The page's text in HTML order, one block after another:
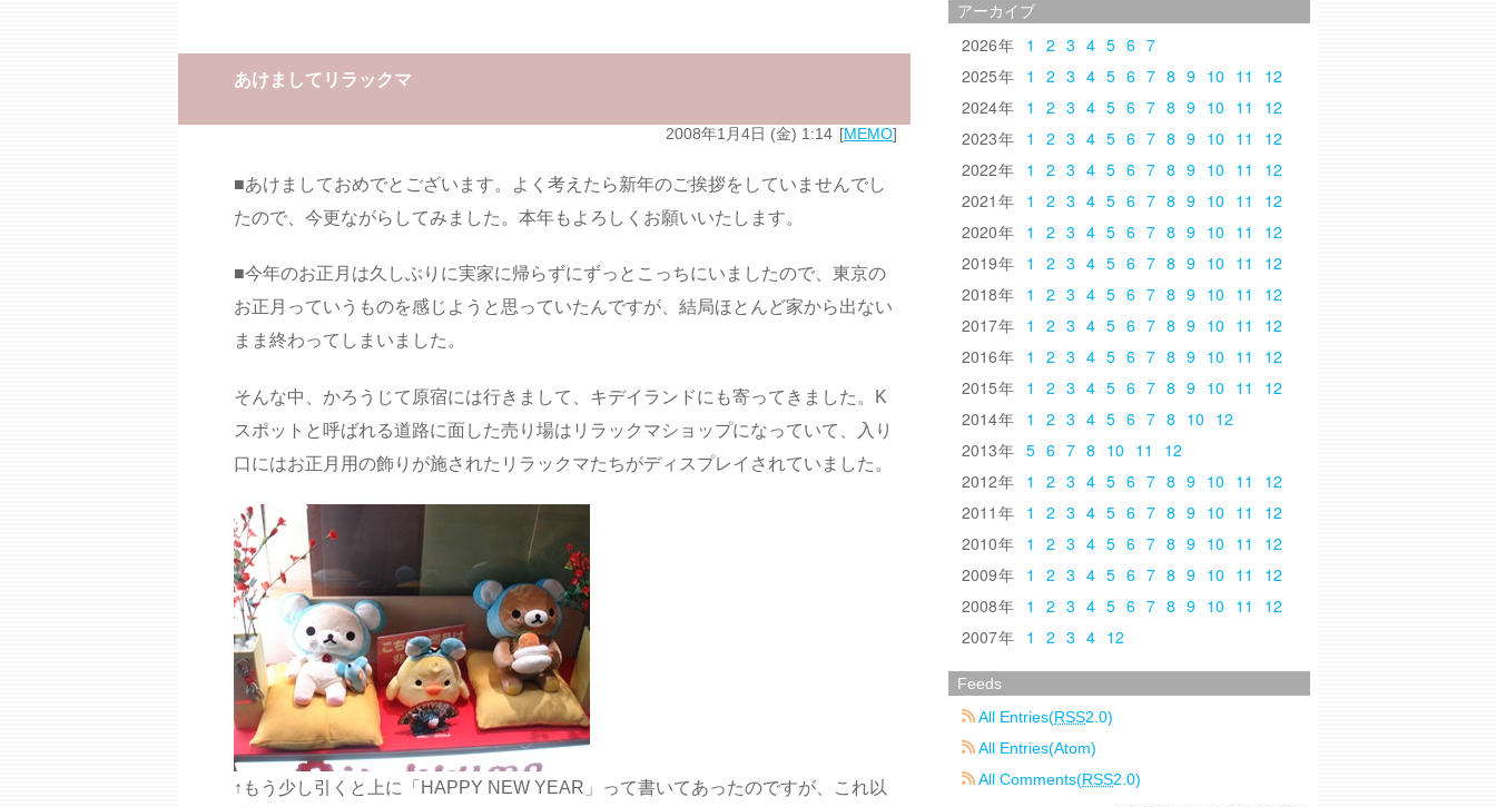
あけましてリラックマ
2008年1月4日 (金) 1:14 MEMO
■あけましておめでとございます。よく考えたら新年のご挨拶をしていませんでし
たので、今更ながらしてみました。本年もよろしくお願いいたします。
■今年のお正月は久しぶりに実家に帰らずにずっとこっちにいましたので、東京の
お正月っていうものを感じようと思っていたんですが、結局ほとんど家から出ない
まま終わってしまいました。
そんな中、かろうじて原宿には行きまして、キデイランドにも寄ってきました。K
スポットと呼ばれる道路に面した売り場はリラックマショップになっていて、入り
口にはお正月用の飾りが施されたリラックマたちがディスプレイされていました。
↑もう少し引くと上に「HAPPY NEW YEAR」って書いてあったのですが、これ以
アーカイブ
2026 1 2 3 4 5 6 7
2025
1 2 3 4 5 6 7 8 9 10 11
12
2024
1 2 3 4 5 6 7 8 9 10 11
12
2023
1 2 3 4 5 6 7 8 9 10 11
12
2022
1 2 3 4 5 6 7 8 9 10 11
12
2021
1 2 3 4 5 6 7 8 9 10 11
12
2020
1 2 3 4 5 6 7 8 9 10 11
12
2019
1 2 3 4 5 6 7 8 9 10 11
12
2018
1 2 3 4 5 6 7 8 9 10 11
12
2017
1 2 3 4 5 6 7 8 9 10 11
12
2016
1 2 3 4 5 6 7 8 9 10 11
12
2015
1 2 3 4 5 6 7 8 9 10 11
12
2014
1 2 3 4 5 6 7 8 10 12
2013
5 6 7 8 10 11
12
2012
1 2 3 4 5 6 7 8 9 10 11
12
2011
1 2 3 4 5 6 7 8 9 10 11
12
2010
1 2 3 4 5 6 7 8 9 10 11
12
2009
1 2 3 4 5 6 7 8 9 10 11
12
2008
1 2 3 4 5 6 7 8 9 10 11
12
2007
1 2 3 4 12
Feeds
All Entries(RSS2.0)
All Entries(Atom)
All Comments(RSS2.0)